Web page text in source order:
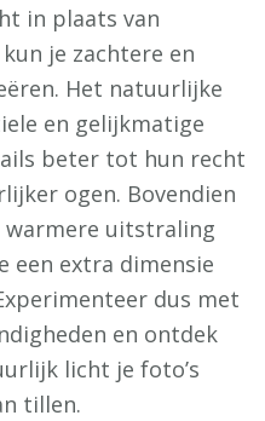
in plaats van
je zachtere en
Het natuurlijke
en gelijkmatige
beter tot hun recht
ogen. Bovendien
uitstraling
een extra dimensie
dus met
en ontdek
licht je foto’s
tillen.